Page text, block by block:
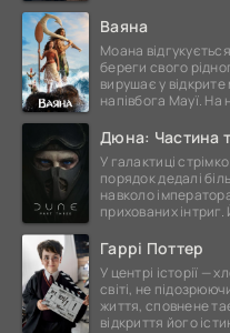
Ваяна
Моана
береги свого
вирушає у
напівбога Мауї. На
Дюна: Частина
У галактиці
порядок дедалі
навколо
прихованих
Гаррі Поттер
У центрі історії —
світі, не
життя, сповнене
відкриття його